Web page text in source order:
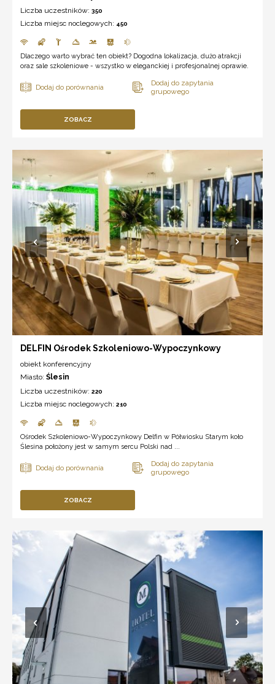
Liczba uczestników: 350
Liczba miejsc noclegowych: 450
Dlaczego warto wybrać ten obiekt? Dogodna lokalizacja, dużo atrakcji
oraz sale szkoleniowe - wszystko w eleganckiej i profesjonalnej oprawie.
ZOBACZ
DELFIN Ośrodek Szkoleniowo-Wypoczynkowy
obiekt konferencyjny
Miasto: Ślesin
Liczba uczestników: 220
Liczba miejsc noclegowych: 210
Ośrodek Szkoleniowo-Wypoczynkowy Delfin w Półwiosku Starym koło
Ślesina położony jest w samym sercu Polski nad ...
ZOBACZ